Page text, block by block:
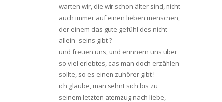
warten wir, die wir schon älter sind, nicht
auch immer auf einen lieben menschen,
der einem das gute gefühl des nicht –
allein- seins gibt ?
und freuen uns, und erinnern uns über
so viel erlebtes, das man doch erzählen
sollte, so es einen zuhörer gibt !
ich glaube, man sehnt sich bis zu
seinem letzten atemzug nach liebe,